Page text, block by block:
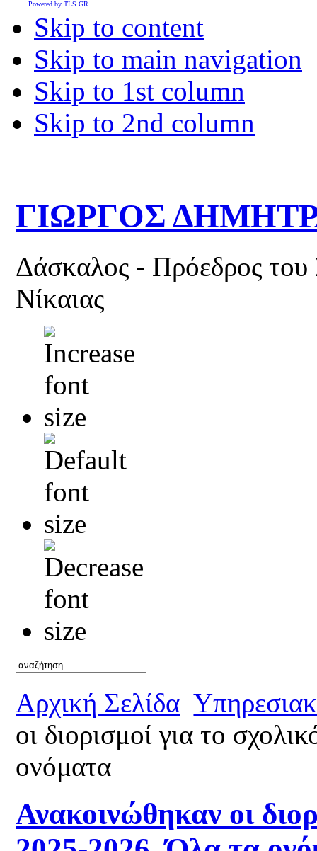
Skip to content
Skip to main navigation
Skip to 1st column
Skip to 2nd column
ΓΙΩΡΓΟΣ
Δάσκαλος - Πρόεδρος
Νίκαιας
Αρχική Σελίδα
οι διορισμοί για το
ονόματα
Ανακοινώθηκαν οι
Powered by TLS.GR